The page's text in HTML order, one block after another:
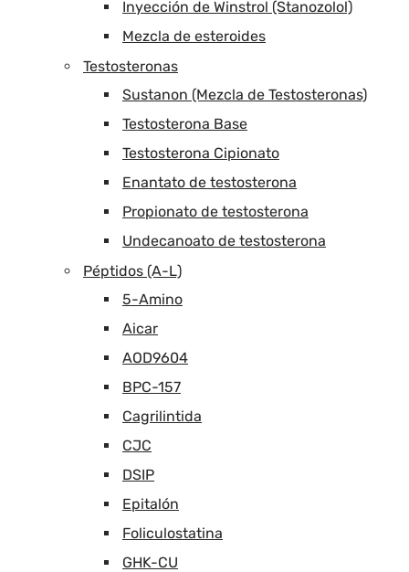
Inyección de Winstrol (Stanozolol)
Mezcla de esteroides
Testosteronas
Sustanon (Mezcla de Testosteronas)
Testosterona Base
Testosterona Cipionato
Enantato de testosterona
Propionato de testosterona
Undecanoato de testosterona
Péptidos (A-L)
5-Amino
Aicar
AOD9604
BPC-157
Cagrilintida
CJC
DSIP
Epitalón
Foliculostatina
GHK-CU